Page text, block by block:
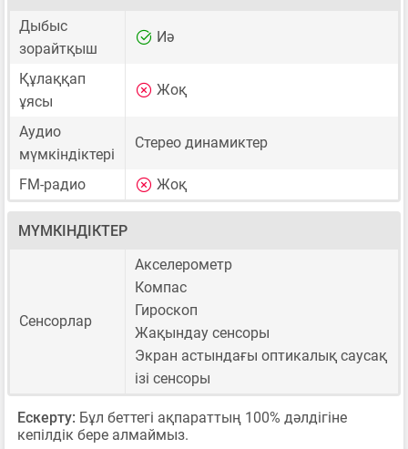
Дыбыс
зорайтқыш
Иә
Құлаққап
ұясы
Жоқ
Аудио
мүмкіндіктері
Стерео динамиктер
FM-радио Жоқ
МҮМКІНДІКТЕР
Сенсорлар
Акселерометр
Компас
Гироскоп
Жақындау сенсоры
Экран астындағы оптикалық саусақ
ізі сенсоры
Ескерту: Бұл беттегі ақпараттың 100% дәлдігіне
кепілдік бере алмаймыз.